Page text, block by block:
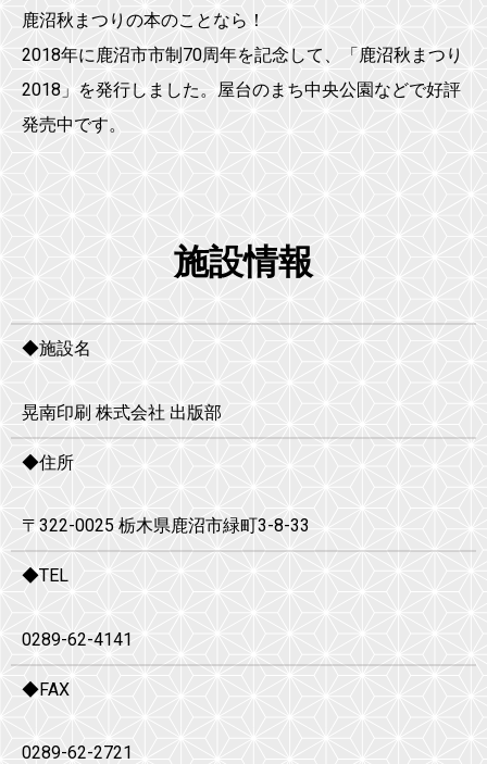
鹿沼秋まつりの本のことなら！
2018年に鹿沼市市制70周年を記念して、「鹿沼秋まつり
2018」を発行しました。屋台のまち中央公園などで好評
発売中です。
施設情報
◆施設名
晃南印刷 株式会社 出版部
◆住所
〒322-0025 栃木県鹿沼市緑町3-8-33
◆TEL
0289-62-4141
◆FAX
0289-62-2721